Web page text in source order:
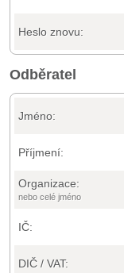
Heslo znovu:
Odběratel
Jméno:
Příjmení:
Organizace:
nebo celé jméno
IČ:
DIČ / VAT: